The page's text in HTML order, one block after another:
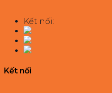
Kết nối:
Kết nối